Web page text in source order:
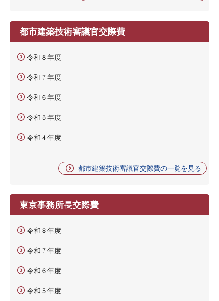
都市建築技術審議官交際費
令和８年度
令和７年度
令和６年度
令和５年度
令和４年度
都市建築技術審議官交際費の一覧を見る
東京事務所長交際費
令和８年度
令和７年度
令和６年度
令和５年度